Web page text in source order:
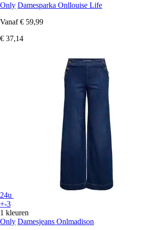
Only Damesparka Onllouise Life
Vanaf € 59,99
€ 37,14
24u
+-3
1 kleuren
Only Damesjeans Onlmadison